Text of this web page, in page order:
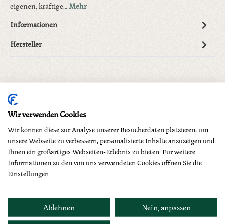
Wir verwenden Cookies
Wir können diese zur Analyse unserer Besucherdaten platzieren, um
unsere Webseite zu verbessern, personalisierte Inhalte anzuzeigen und
Ihnen ein großartiges Webseiten-Erlebnis zu bieten. Für weitere
Informationen zu den von uns verwendeten Cookies öffnen Sie die
Einstellungen.
Ablehnen Nein, anpassen
eigenen, kräftige…Mehr
Informationen
Hersteller
Produktgalerie überspringen
Dazu empfehlen wir